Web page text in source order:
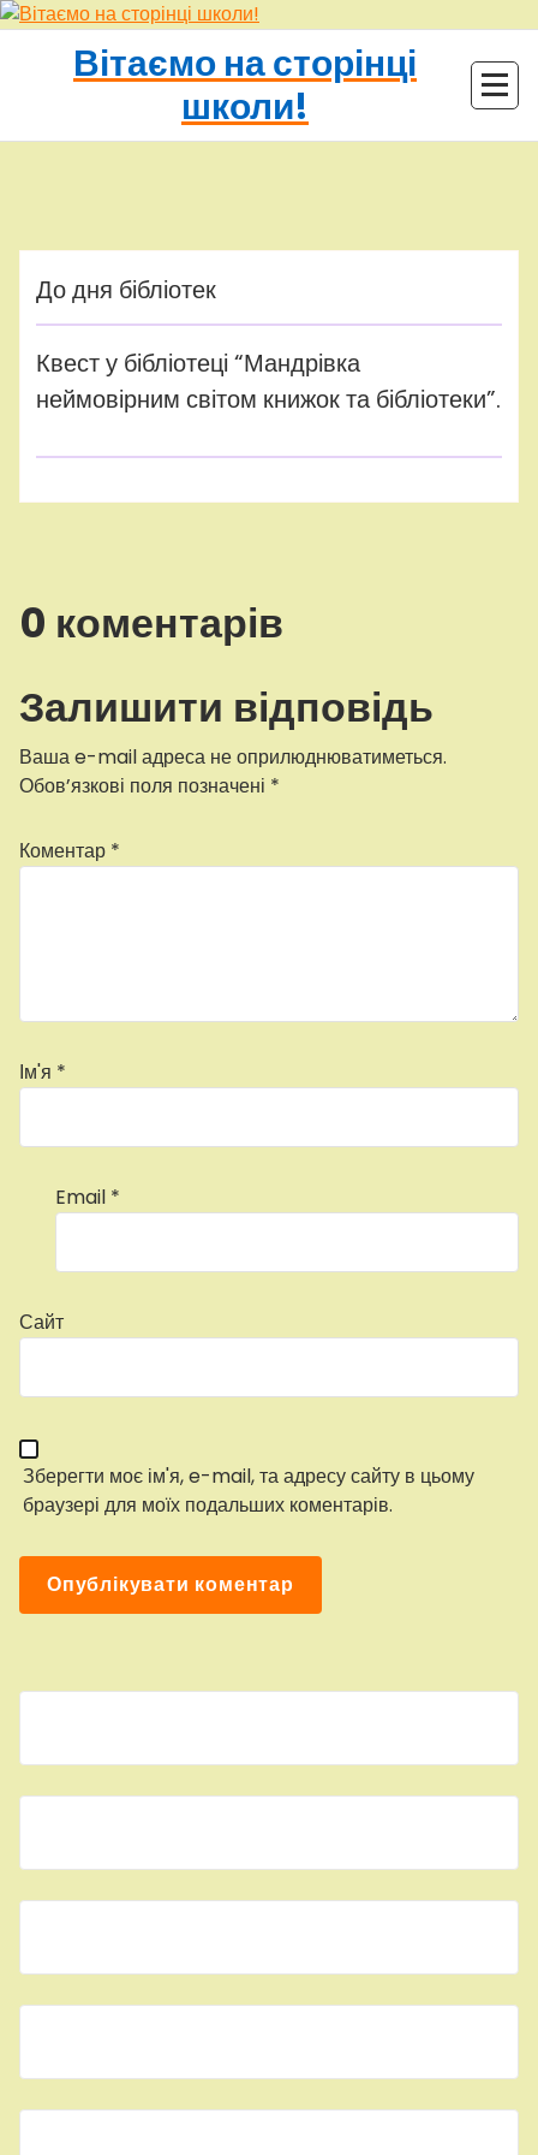
Перейти
контентуВітаємо на сторінці
школи!
Uncategorized
До дня бібліотек
Квест у бібліотеці “Мандрівка
неймовірним світом книжок та бібліотеки”.
0 коментарів
Залишити відповідь
Ваша e-mail адреса не оприлюднюватиметься.
Обов’язкові поля позначені *
Коментар *
Ім'я *
Email *
Сайт
Зберегти моє ім'я, e-mail, та адресу сайту в цьому
браузері для моїх подальших коментарів.